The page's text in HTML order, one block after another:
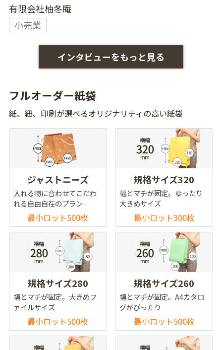
有限会社柚冬庵
小売業
インタビューをもっと見る
フルオーダー紙袋
紙、紐、印刷が選べるオリジナリティの高い紙袋
ジャストニーズ
入れる物に合わせてこだわ
れる自由自在のプラン
最小ロット500枚
規格サイズ320
幅とマチが固定。ゆったり
大きめサイズ
最小ロット300枚
規格サイズ280
幅とマチが固定。大きめフ
ァイルサイズ
最小ロット500枚
規格サイズ260
幅とマチが固定。A4カタロ
グがぴったり
最小ロット500枚